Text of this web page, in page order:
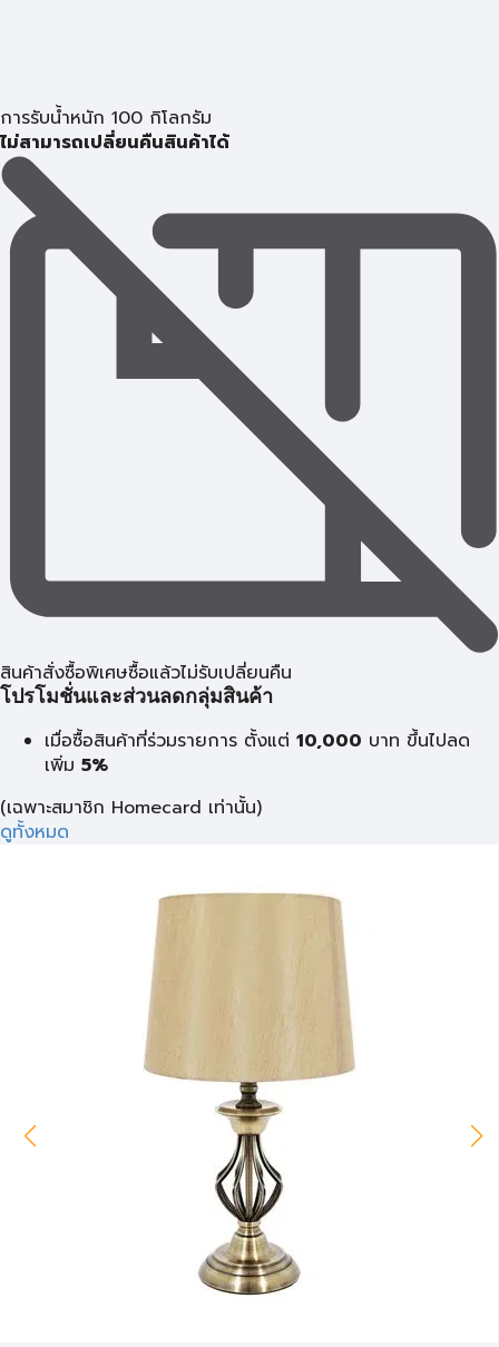
การรับน้ำหนัก 100 กิโลกรัม
ไม่สามารถเปลี่ยนคืนสินค้าได้
สินค้าสั่งซื้อพิเศษซื้อแล้วไม่รับเปลี่ยนคืน
โปรโมชั่นและส่วนลดกลุ่มสินค้า
เมื่อซื้อสินค้าที่ร่วมรายการ ตั้งแต่ 10,000 บาท ขึ้นไปลด
เพิ่ม 5%
(เฉพาะสมาชิก Homecard เท่านั้น)
ดูทั้งหมด